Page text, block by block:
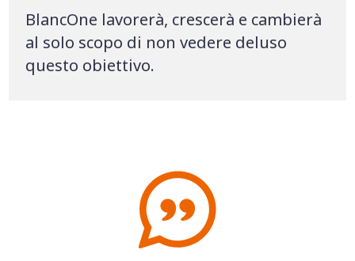
BlancOne lavorerà, crescerà e cambierà
al solo scopo di non vedere deluso
questo obiettivo.